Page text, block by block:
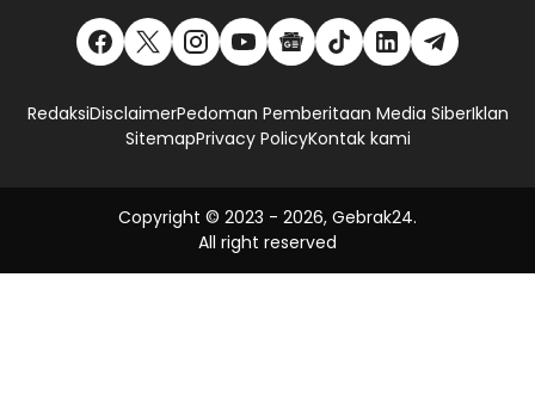
RedaksiDisclaimerPedoman Pemberitaan Media SiberIklan
SitemapPrivacy PolicyKontak kami
Copyright © 2023 - 2026, Gebrak24.
All right reserved